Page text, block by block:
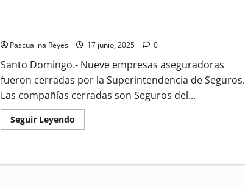
Pascualina Reyes 17 junio, 2025 0
Santo Domingo.- Nueve empresas aseguradoras
fueron cerradas por la Superintendencia de Seguros.
Las compañías cerradas son Seguros del...
Seguir LeyendoRead
more